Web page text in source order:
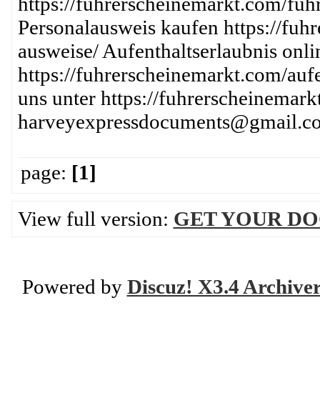
Personalausweis kaufen https://
ausweise/ Aufenthaltserlaubnis
https://fuhrerscheinemarkt.com/
uns unter https://
page: [1]
View full version: GET YOUR
Powered by Discuz! X3.4